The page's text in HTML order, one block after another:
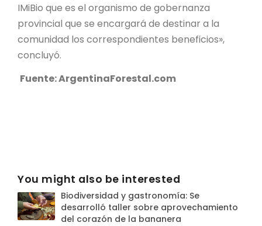
IMiBio que es el organismo de gobernanza
provincial que se encargará de destinar a la
comunidad los correspondientes beneficios»,
concluyó.
Fuente: ArgentinaForestal.com
You might also be interested
Biodiversidad y gastronomía: Se
desarrolló taller sobre aprovechamiento
del corazón de la bananera